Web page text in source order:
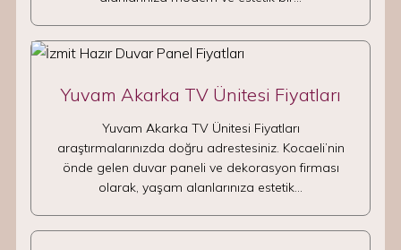
Yuvam Akarka TV Ünitesi Fiyatları
Yuvam Akarka TV Ünitesi Fiyatları
araştırmalarınızda doğru adrestesiniz. Kocaeli’nin
önde gelen duvar paneli ve dekorasyon firması
olarak, yaşam alanlarınıza estetik…